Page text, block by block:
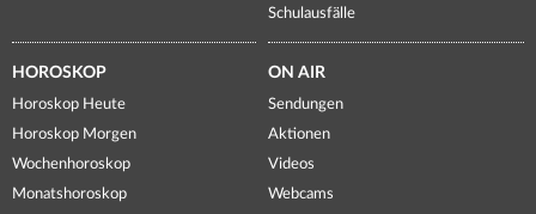
Schulausfälle
HOROSKOP
Horoskop Heute
Horoskop Morgen
Wochenhoroskop
Monatshoroskop
ON AIR
Sendungen
Aktionen
Videos
Webcams